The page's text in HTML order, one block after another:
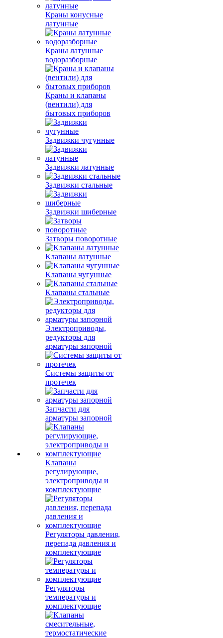
Краны конусные
латунные
Краны латунные
водоразборные
Краны и клапаны
(вентили) для
бытовых приборов
Задвижки чугунные
Задвижки латунные
Задвижки стальные
Задвижки шиберные
Затворы поворотные
Клапаны латунные
Клапаны чугунные
Клапаны стальные
Электроприводы,
редукторы для
арматуры запорной
Системы защиты от
протечек
Запчасти для
арматуры запорной
Клапаны
регулирующие,
электроприводы и
комплектующие
Регуляторы давления,
перепада давления и
комплектующие
Регуляторы
температуры и
комплектующие